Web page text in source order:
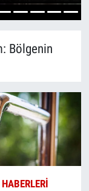
Bölgenin